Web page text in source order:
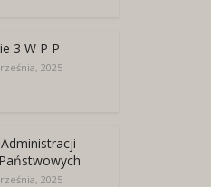
3 W P P
2025
2025